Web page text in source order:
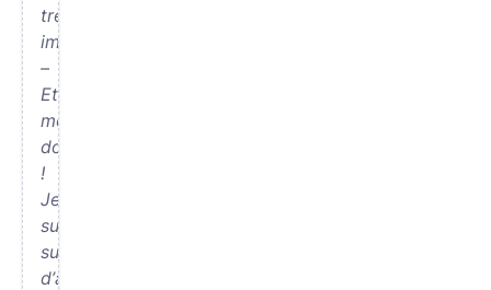
très
impulsive.
–
Et
moi
donc
!
Je
suis
surprise
d’apprendre